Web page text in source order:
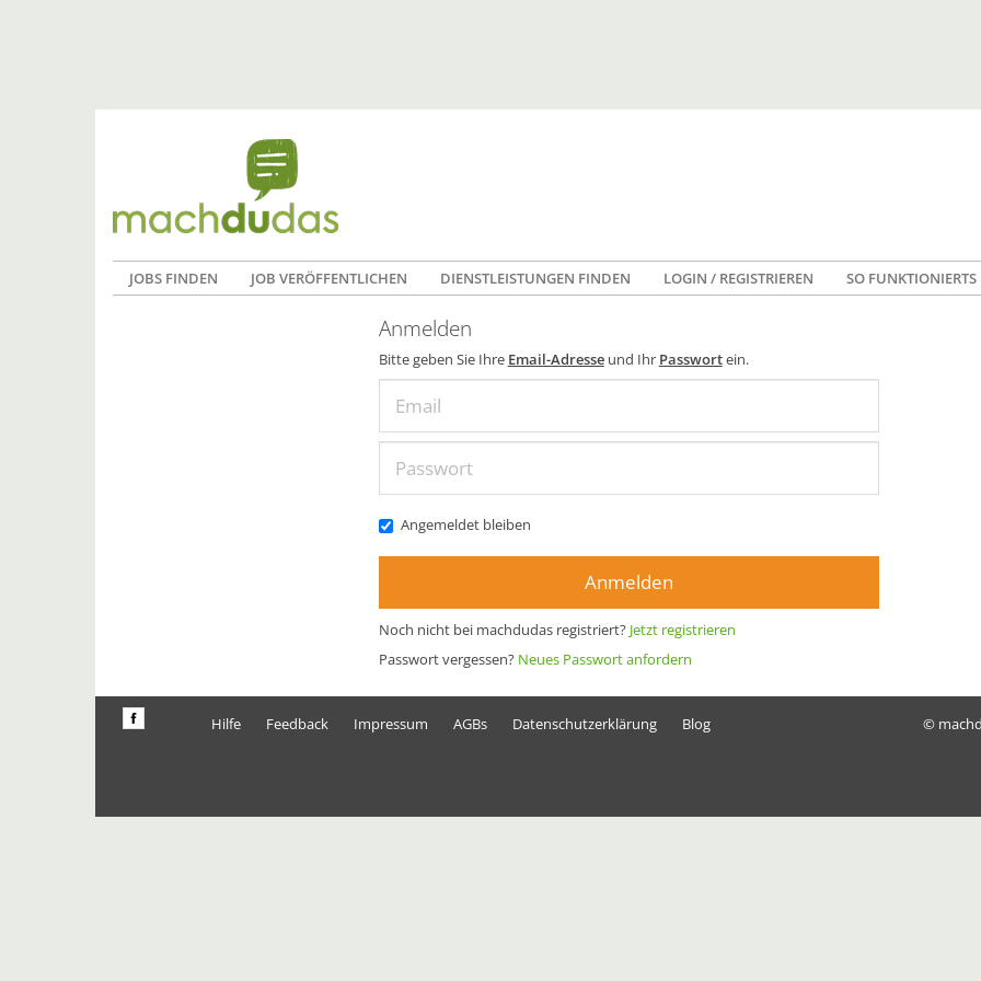
JOBS FINDEN JOB VERÖFFENTLICHEN DIENSTLEISTUNGEN FINDEN LOGIN / REGISTRIEREN SO FUNKTIONIERTS
Anmelden
Bitte geben Sie Ihre Email-Adresseund Ihr Passwortein.
Angemeldet bleiben
Anmelden
Noch nicht bei machdudas registriert? Jetzt registrieren
Passwort vergessen? Neues Passwort anfordern
Hilfe Feedback Impressum AGBs Datenschutzerklärung Blog ©